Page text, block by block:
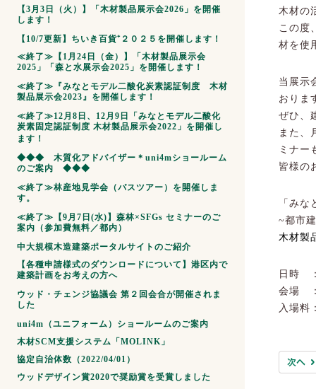
【3月3日（火）】「木材製品展示会2026」を開催
します！
【10/7更新】ちいき百貨⁺２０２５を開催します！
≪終了≫【1月24日（金）】「木材製品展示会
2025」「森と水展示会2025」を開催します！
≪終了≫『みなとモデル二酸化炭素認証制度 木材
製品展示会2023』を開催します！
≪終了≫12月8日、12月9日「みなとモデル二酸化
炭素固定認証制度 木材製品展示会2022」を開催し
ます！
◆◆◆ 木質化アドバイザー＊uni4mショールーム
のご案内 ◆◆◆
≪終了≫林産地見学会（バスツアー）を開催しま
す。
≪終了≫【9月7日(水)】森林×SFGs セミナーのご
案内（参加費無料／都内）
中大規模木造建築ポータルサイトのご紹介
【各種申請様式のダウンロードについて】港区内で
建築計画をお考えの方へ
ウッド・チェンジ協議会 第２回会合が開催されま
した
uni4m（ユニフォーム）ショールームのご案内
木材SCM支援システム「MOLINK」
協定自治体数（2022/04/01）
ウッドデザイン賞2020で奨励賞を受賞しました
木材の
この度
材を使
当展示
おりま
ぜひ、
また、
ミナー
皆様の
「み
~都市
木材製
日時
会場
入場料